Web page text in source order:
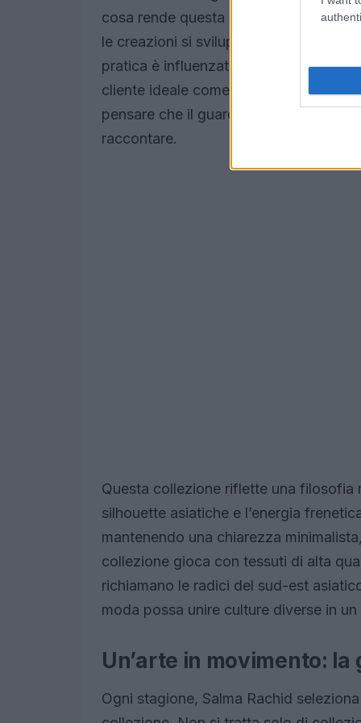
cosa rende questa collezione così
le creazioni si sviluppano in dialogo
pratica è influenzata da una ricca
cliente ideale come un’esploratrice,
pensare che il guardaroba diventi un
raccontare.
Questa collezione riflette una filosofia
silhouette asiatiche e l’energia
mantenendo una chiarezza
collezione gioca con tessuti di alta
richiamano le radici del sud-est
moda possa unire culture diverse in
Un’arte in movimento: la
Ogni stagione, Salma Rachid